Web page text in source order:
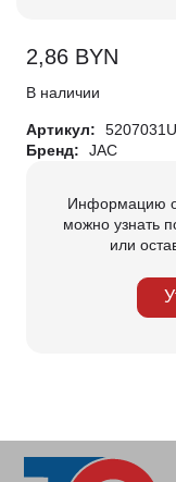
2,86 BYN
В наличии
Артикул:
Бренд:
JAC
Информацию о
можно узнать
или